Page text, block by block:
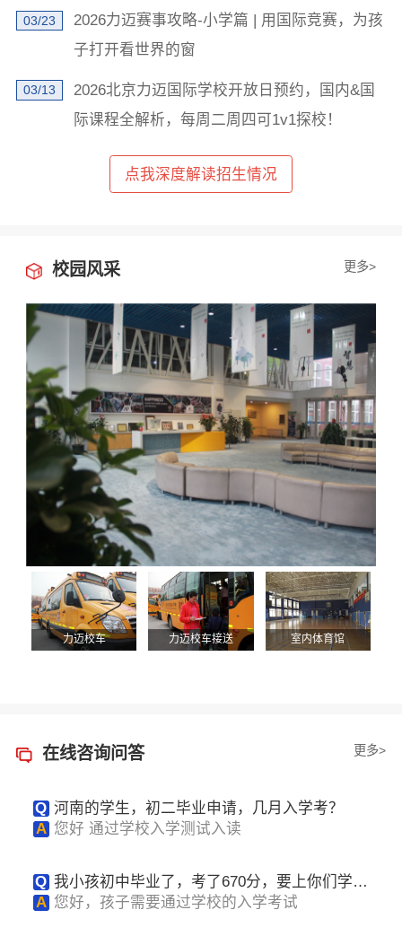
03/23
2026力迈赛事攻略-小学篇 | 用国际竞赛，为孩
子打开看世界的窗
03/13
2026北京力迈国际学校开放日预约，国内&国
际课程全解析，每周二周四可1v1探校！
点我深度解读招生情况
校园风采 更多>
力迈校车 力迈校车接送 室内体育馆
在线咨询问答 更多>
Q 河南的学生，初二毕业申请，几月入学考？
A 您好 通过学校入学测试入读
Q 我小孩初中毕业了，考了670分，要上你们学校
有什么优惠吗
A 您好，孩子需要通过学校的入学考试
已阅读并同意《用户隐私政策》
为了更好地为您提供选校咨询、生涯规划、留学、背
定制更为贴心的服务。此外，您的上述信息我们将同步
共享至您在此页面上浏览的学校，以便该学校招生办老
师与您联络。关于您的个人信息处理规则详见《用户隐